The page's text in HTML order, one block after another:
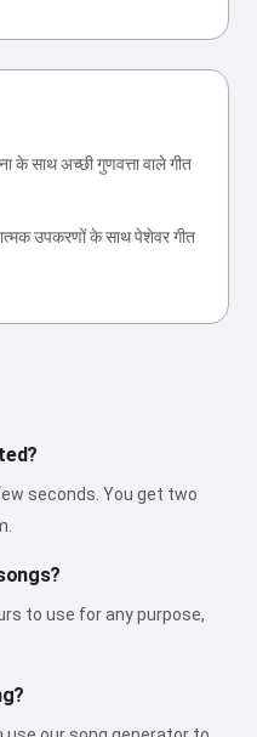
साथ अच्छी गुणवत्ता वाले गीत
उपकरणों के साथ पेशेवर गीत
seconds. You get two
to use for any purpose,